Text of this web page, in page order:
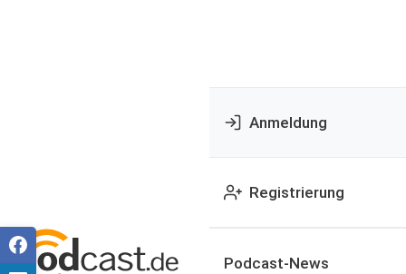
Anmeldung
Registrierung
Podcast-News